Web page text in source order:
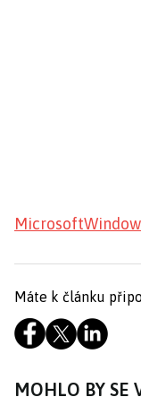
Microsoft
Máte k článku
MOHLO BY SE